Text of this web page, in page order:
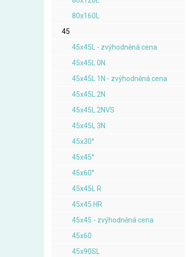
80x160L
45
45x45L - zvýhodněná cena
45x45L 0N
45x45L 1N - zvýhodněná cena
45x45L 2N
45x45L 2NVS
45x45L 3N
45x30°
45x45°
45x60°
45x45L R
45x45 HR
45x45 - zvýhodněná cena
45x60
45x90SL